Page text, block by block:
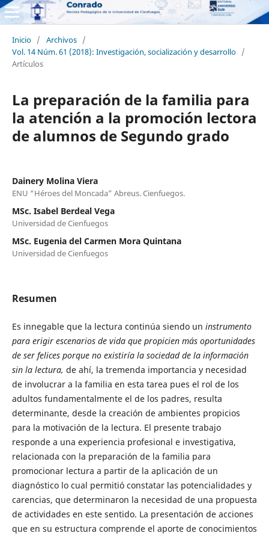
Inicio / Archivos /
Vol. 14 Núm. 61 (2018): Investigación, socialización y desarrollo /
Artículos
La preparación de la familia para
la atención a la promoción lectora
de alumnos de Segundo grado
Dainery Molina Viera
ENU “Héroes del Moncada” Abreus. Cienfuegos.
MSc. Isabel Berdeal Vega
Universidad de Cienfuegos
MSc. Eugenia del Carmen Mora Quintana
Universidad de Cienfuegos
Resumen
Es innegable que la lectura continúa siendo un instrumento
para erigir escenarios de vida que propicien más oportunidades
de ser felices porque no existiría la sociedad de la información
sin la lectura, de ahí, la tremenda importancia y necesidad
de involucrar a la familia en esta tarea pues el rol de los
adultos fundamentalmente el de los padres, resulta
determinante, desde la creación de ambientes propicios
para la motivación de la lectura. El presente trabajo
responde a una experiencia profesional e investigativa,
relacionada con la preparación de la familia para
promocionar lectura a partir de la aplicación de un
diagnóstico lo cual permitió constatar las potencialidades y
carencias, que determinaron la necesidad de una propuesta
de actividades en este sentido. La presentación de acciones
que en su estructura comprende el aporte de conocimientos